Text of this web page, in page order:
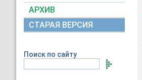
АРХИВ
СТАРАЯ ВЕРСИЯ
Поиск по сайту